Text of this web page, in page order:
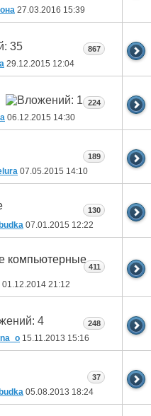
27.03.2016 15:39
29.12.2015 12:04
867
06.12.2015 14:30
224
07.05.2015 14:10
189
07.01.2015 12:22
130
компьютерные
01.12.2014 21:12
411
15.11.2013 15:16
248
05.08.2013 18:24
37